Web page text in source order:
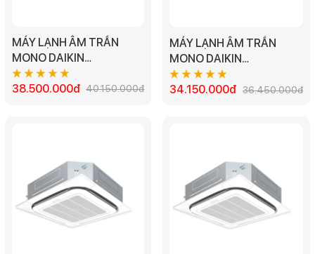
MÁY LẠNH ÂM TRẦN
MONO DAIKIN
FCNQ36MV1/RNQ36MY1
- 4.0HP
38.500.000đ 40.150.000đ
MÁY LẠNH ÂM TRẦN
MONO DAIKIN
FCNQ30MV1/RNQ30MV1
- 3.5HP
34.150.000đ 36.450.000đ